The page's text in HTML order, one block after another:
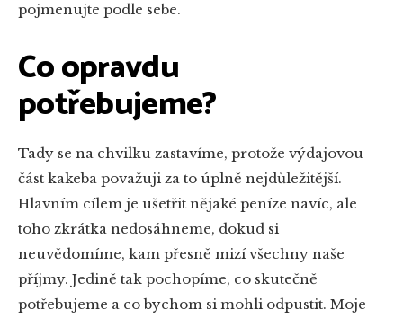
pojmenujte podle sebe.
Co opravdu
potřebujeme?
Tady se na chvilku zastavíme, protože výdajovou
část kakeba považuji za to úplně nejdůležitější.
Hlavním cílem je ušetřit nějaké peníze navíc, ale
toho zkrátka nedosáhneme, dokud si
neuvědomíme, kam přesně mizí všechny naše
příjmy. Jedině tak pochopíme, co skutečně
potřebujeme a co bychom si mohli odpustit. Moje